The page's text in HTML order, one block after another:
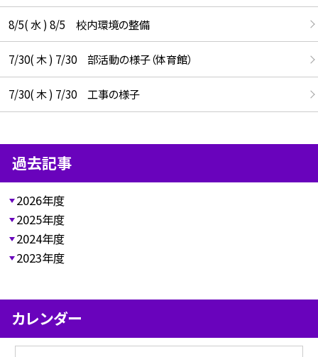
8/5( 水 ) 8/5 校内環境の整備
7/30( 木 ) 7/30 部活動の様子（体育館）
7/30( 木 ) 7/30 工事の様子
過去記事
2026年度
2025年度
2024年度
2023年度
カレンダー